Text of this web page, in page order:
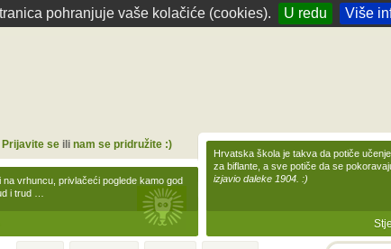
pohranjuje vaše kolačiće (cookies). U redu Više
vrhuncu, privlačeći poglede kamo god
i trud …
Prijavite seili nam se pridružite :)
Hrvatska škola je takva da potiče
za biflante, a sve potiče da se
izjavio daleke 1904. :)